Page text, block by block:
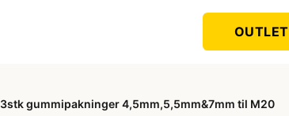
OUTLET
3stk gummipakninger 4,5mm,5,5mm&7mm til M20